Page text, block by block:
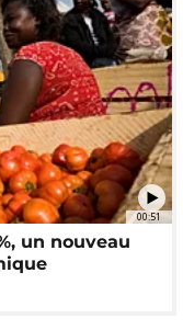
00:51
un nouveau